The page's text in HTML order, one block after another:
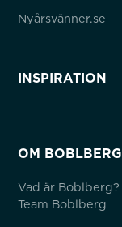
Nyårsvänner.se
INSPIRATION
OM BOBLBERG
Vad är Boblberg?
Team Boblberg